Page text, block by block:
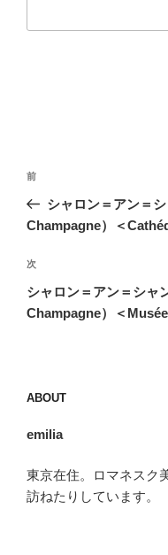
投
ナ
ゲ
ー
シ
前
の
投
前
シャロン＝アン＝
Champagne）＜
次
の
投
次
シャロン＝アン＝シャ
Champagne）＜Musée
ABOUT
emilia
東京在住。ロマネスク
訪ねたりしています。